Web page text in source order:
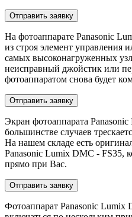
Отправить заявку
На фотоаппарате Panasonic
из строя элемент управления
самых высоконагруженных
неисправный джойстик или
фотоаппаратом снова будет
Отправить заявку
Экран фотоаппарата
большинстве случаев
На нашем складе есть
Panasonic Lumix DMC - FS35,
прямо при Вас.
Отправить заявку
Фотоаппарат Panasonic Lumix